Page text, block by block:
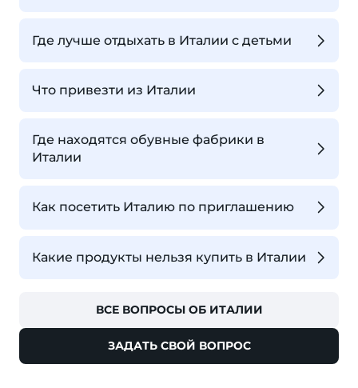
Где лучше отдыхать в Италии с детьми
Что привезти из Италии
Где находятся обувные фабрики в
Италии
Как посетить Италию по приглашению
Какие продукты нельзя купить в Италии
ВСЕ ВОПРОСЫ ОБ ИТАЛИИ
ЗАДАТЬ СВОЙ ВОПРОС